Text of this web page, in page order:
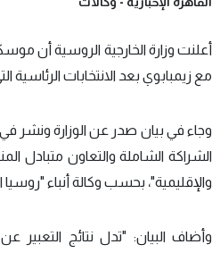
أعلنت وزارة الخارجية الروسية أن
مع زيمبابوي بعد الانتخابات
وجاء في بيان صدر عن الوزارة ونشر
الشراكة الشاملة والتعاون متبادل
والإقليمية"، بحسب وكالة أنباء "روسيا
وأضاف البيان: "تدل نتائج التعبير